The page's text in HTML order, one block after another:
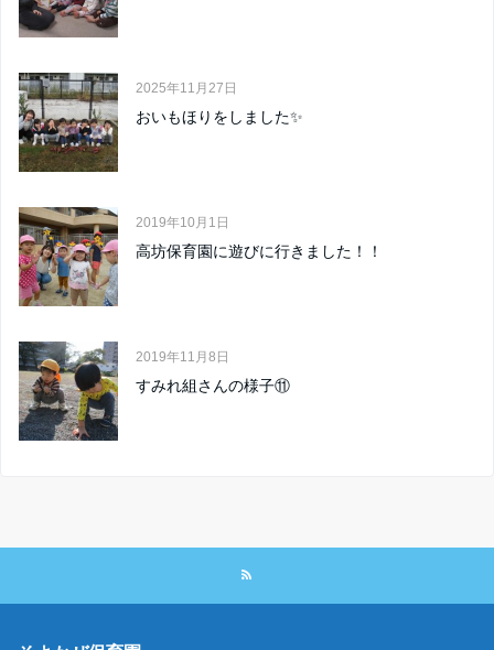
2025年11月27日
おいもほりをしました✨
2019年10月1日
高坊保育園に遊びに行きました！！
2019年11月8日
すみれ組さんの様子⑪